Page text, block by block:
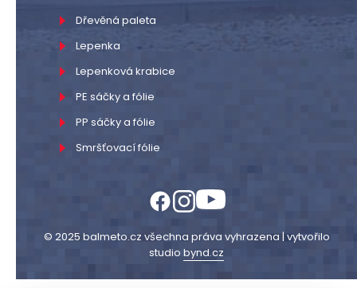
Dřevěná paleta
Lepenka
Lepenková krabice
PE sáčky a fólie
PP sáčky a fólie
Smršťovací fólie
© 2025 balmeto.cz všechna práva vyhrazena | vytvořilo
studio bynd.cz